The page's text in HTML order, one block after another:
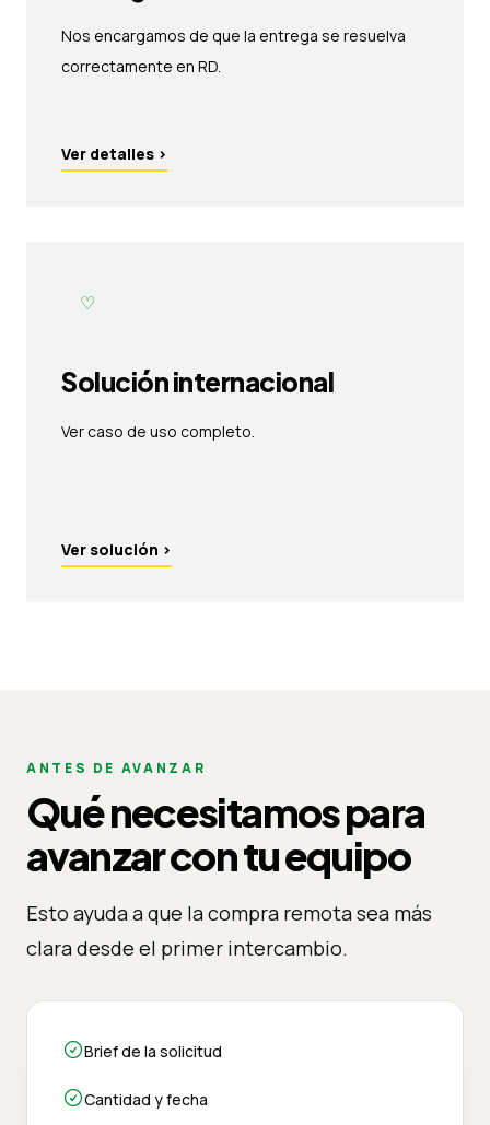
Nos encargamos de que la entrega se resuelva
correctamente en RD.
Ver detalles ›
♡
Solución internacional
Ver caso de uso completo.
Ver solución ›
ANTES DE AVANZAR
Qué necesitamos para
avanzar con tu equipo
Esto ayuda a que la compra remota sea más
clara desde el primer intercambio.
Brief de la solicitud
Cantidad y fecha